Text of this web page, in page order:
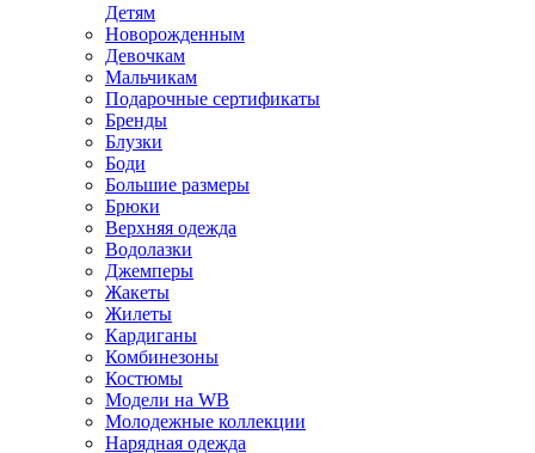
Детям
Новорожденным
Девочкам
Мальчикам
Подарочные сертификаты
Бренды
Блузки
Боди
Большие размеры
Брюки
Верхняя одежда
Водолазки
Джемперы
Жакеты
Жилеты
Кардиганы
Комбинезоны
Костюмы
Модели на WB
Молодежные коллекции
Нарядная одежда